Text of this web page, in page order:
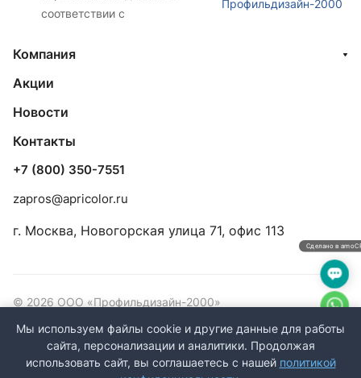
соответствии с
Профильдизайн-2000
Компания
Акции
Новости
Контакты
+7 (800) 350-7551
zapros@apricolor.ru
г. Москва, Новогорская улица 71, офис 113
© 2026 ООО «Профильдизайн-2000»
Конфиденциальность Оферта
Мы используем файлы cookie и другие данные для работы
сайта, персонализации и аналитики. Продолжая
использовать сайт, вы соглашаетесь с нашей политикой
Сделано в